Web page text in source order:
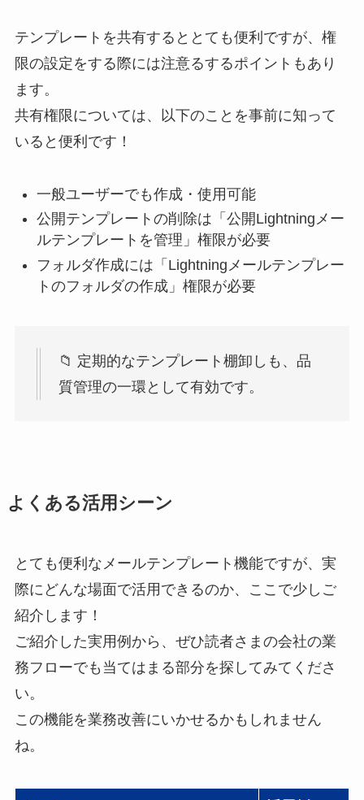
テンプレートを共有するととても便利ですが、権
限の設定をする際には注意るするポイントもあり
ます。
共有権限については、以下のことを事前に知って
いると便利です！
一般ユーザーでも作成・使用可能
公開テンプレートの削除は「公開Lightningメー
ルテンプレートを管理」権限が必要
フォルダ作成には「Lightningメールテンプレー
トのフォルダの作成」権限が必要
📁 定期的なテンプレート棚卸しも、品
質管理の一環として有効です。
よくある活用シーン
とても便利なメールテンプレート機能ですが、実
際にどんな場面で活用できるのか、ここで少しご
紹介します！
ご紹介した実用例から、ぜひ読者さまの会社の業
務フローでも当てはまる部分を探してみてくださ
い。
この機能を業務改善にいかせるかもしれません
ね。